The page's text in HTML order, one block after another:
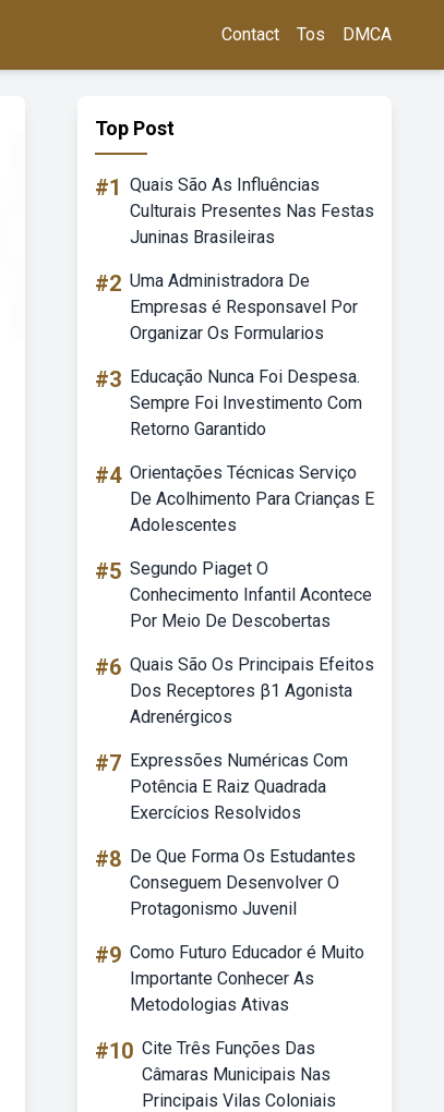
Contact Tos DMCA
Top Post
#1 Quais São As Influências
Culturais Presentes Nas Festas
Juninas Brasileiras
#2 Uma Administradora De
Empresas é Responsavel Por
Organizar Os Formularios
#3 Educação Nunca Foi Despesa.
Sempre Foi Investimento Com
Retorno Garantido
#4 Orientações Técnicas Serviço
De Acolhimento Para Crianças E
Adolescentes
#5 Segundo Piaget O
Conhecimento Infantil Acontece
Por Meio De Descobertas
#6 Quais São Os Principais Efeitos
Dos Receptores β1 Agonista
Adrenérgicos
#7 Expressões Numéricas Com
Potência E Raiz Quadrada
Exercícios Resolvidos
#8 De Que Forma Os Estudantes
Conseguem Desenvolver O
Protagonismo Juvenil
#9 Como Futuro Educador é Muito
Importante Conhecer As
Metodologias Ativas
#10 Cite Três Funções Das
Câmaras Municipais Nas
Principais Vilas Coloniais